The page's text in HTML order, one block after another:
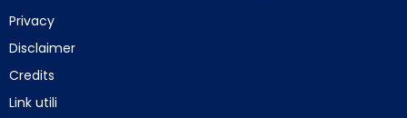
Privacy
Disclaimer
Credits
Link utili